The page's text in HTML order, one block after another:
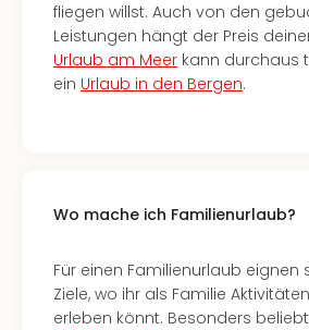
fliegen willst. Auch von den
Leistungen hängt der Preis
Urlaub am Meer kann durchaus
ein Urlaub in den Bergen.
Wo mache ich Familienurlaub?
Für einen Familienurlaub eignen
Ziele, wo ihr als Familie
erleben könnt. Besonders